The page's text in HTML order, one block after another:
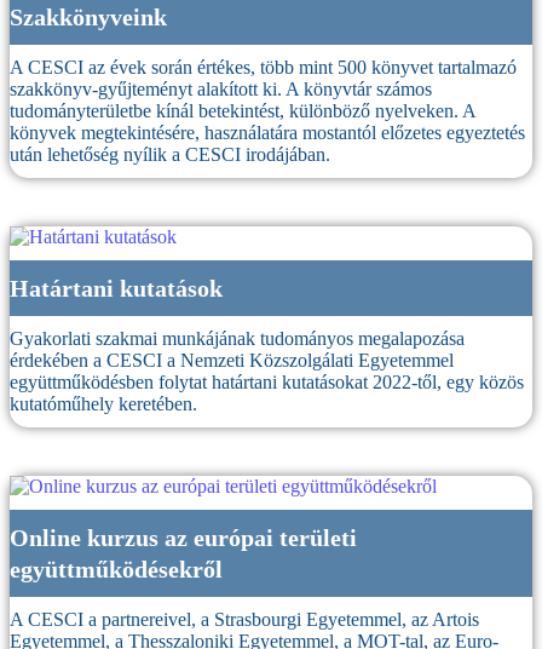
Szakkönyveink
A CESCI az évek során értékes, több mint 500 könyvet tartalmazó
szakkönyv-gyűjteményt alakított ki. A könyvtár számos
tudományterületbe kínál betekintést, különböző nyelveken. A
könyvek megtekintésére, használatára mostantól előzetes egyeztetés
után lehetőség nyílik a CESCI irodájában.
Határtani kutatások
Gyakorlati szakmai munkájának tudományos megalapozása
érdekében a CESCI a Nemzeti Közszolgálati Egyetemmel
együttműködésben folytat határtani kutatásokat 2022-től, egy közös
kutatóműhely keretében.
Online kurzus az európai területi
együttműködésekről
A CESCI a partnereivel, a Strasbourgi Egyetemmel, az Artois
Egyetemmel, a Thesszaloniki Egyetemmel, a MOT-tal, az Euro-